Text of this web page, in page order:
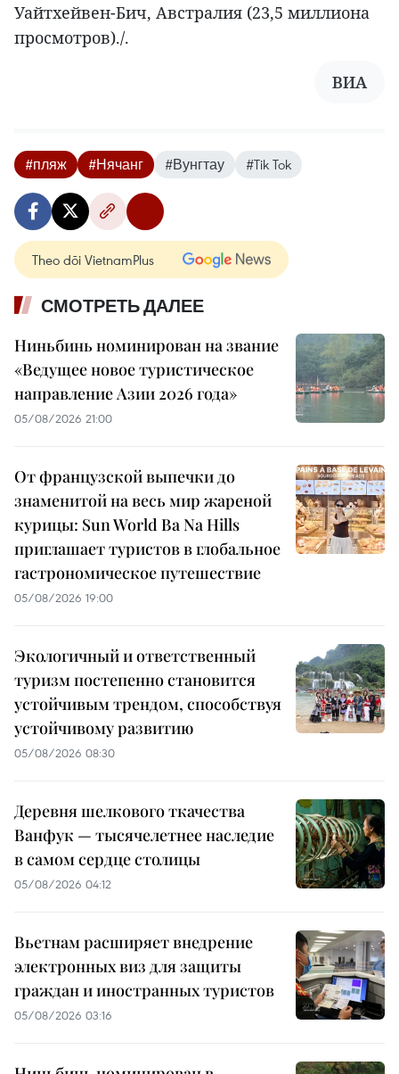
Уайтхейвен-Бич, Австралия (23,5 миллиона
просмотров)./.
ВИА
#пляж #Нячанг #Вунгтау #Tik Tok
Theo dõi VietnamPlus
СМОТРЕТЬ ДАЛЕЕ
Ниньбинь номинирован на звание
«Ведущее новое туристическое
направление Азии 2026 года»
05/08/2026 21:00
От французской выпечки до
знаменитой на весь мир жареной
курицы: Sun World Ba Na Hills
приглашает туристов в глобальное
гастрономическое путешествие
05/08/2026 19:00
Экологичный и ответственный
туризм постепенно становится
устойчивым трендом, способствуя
устойчивому развитию
05/08/2026 08:30
Деревня шелкового ткачества
Ванфук — тысячелетнее наследие
в самом сердце столицы
05/08/2026 04:12
Вьетнам расширяет внедрение
электронных виз для защиты
граждан и иностранных туристов
05/08/2026 03:16